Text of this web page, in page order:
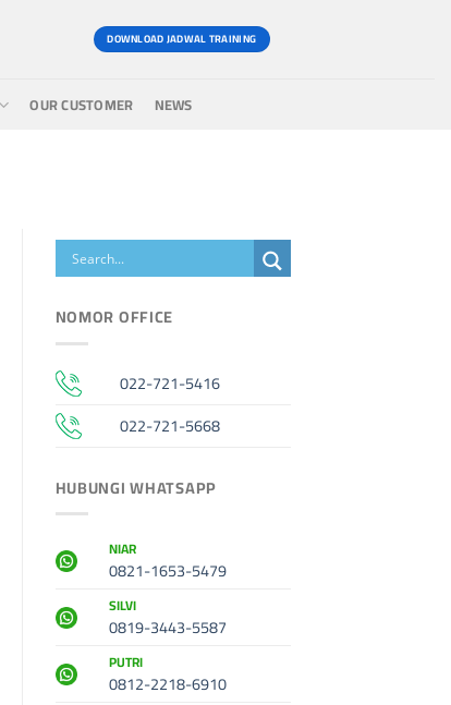
DOWNLOAD JADWAL TRAINING
OUR CUSTOMER NEWS
NOMOR OFFICE
022-721-5416
022-721-5668
HUBUNGI WHATSAPP
NIAR
0821-1653-5479
SILVI
0819-3443-5587
PUTRI
0812-2218-6910